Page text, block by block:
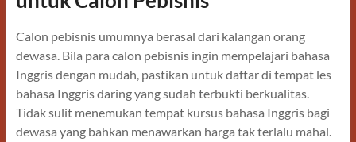
Calon pebisnis umumnya berasal dari kalangan orang
dewasa. Bila para calon pebisnis ingin mempelajari bahasa
Inggris dengan mudah, pastikan untuk daftar di tempat les
bahasa Inggris daring yang sudah terbukti berkualitas.
Tidak sulit menemukan tempat kursus bahasa Inggris bagi
dewasa yang bahkan menawarkan harga tak terlalu mahal.